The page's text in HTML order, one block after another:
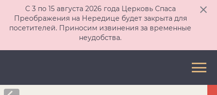
С 3 по 15 августа 2026 года Церковь Спаса
Преображения на Нередице будет закрыта для
посетителей. Приносим извинения за временные
неудобства.